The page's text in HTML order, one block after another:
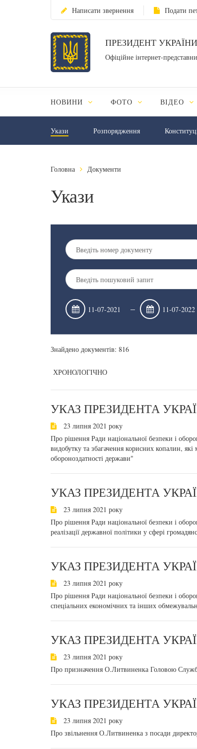
Написати звернення Подати
ПРЕЗИДЕНТ УКРАЇНИ
Офіційне інтернет-
НОВИНИ ФОТО ВІДЕО
Укази Розпорядження
Головна Документи
Укази
–
Знайдено документів: 816
ХРОНОЛОГІЧНО
УКАЗ ПРЕЗИДЕНТА
23 липня 2021 року
Про рішення Ради національної безпеки і
видобутку та збагачення корисних копалин,
обороноздатності держави"
УКАЗ ПРЕЗИДЕНТА
23 липня 2021 року
Про рішення Ради національної безпеки і
реалізації державної політики у сфері
УКАЗ ПРЕЗИДЕНТА
23 липня 2021 року
Про рішення Ради національної безпеки і
спеціальних економічних та інших
УКАЗ ПРЕЗИДЕНТА
23 липня 2021 року
Про призначення О.Литвиненка Головою
УКАЗ ПРЕЗИДЕНТА
23 липня 2021 року
Про звільнення О.Литвиненка з посади